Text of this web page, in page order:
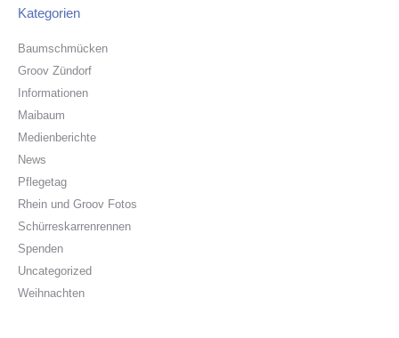
Kategorien
Baumschmücken
Groov Zündorf
Informationen
Maibaum
Medienberichte
News
Pflegetag
Rhein und Groov Fotos
Schürreskarrenrennen
Spenden
Uncategorized
Weihnachten